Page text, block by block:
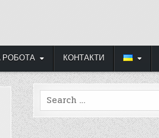
РОБОТА КОНТАКТИ
Search
for: